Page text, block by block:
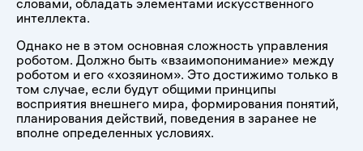
словами, обладать элементами искусственного
интеллекта.
Однако не в этом основная сложность управления
роботом. Должно быть «взаимопонимание» между
роботом и его «хозяином». Это достижимо только в
том случае, если будут общими принципы
восприятия внешнего мира, формирования понятий,
планирования действий, поведения в заранее не
вполне определенных условиях.